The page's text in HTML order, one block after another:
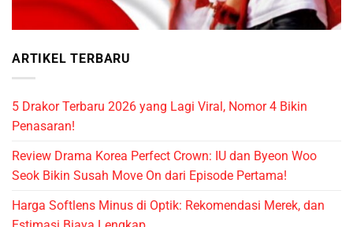
ARTIKEL TERBARU
5 Drakor Terbaru 2026 yang Lagi Viral, Nomor 4 Bikin
Penasaran!
Review Drama Korea Perfect Crown: IU dan Byeon Woo
Seok Bikin Susah Move On dari Episode Pertama!
Harga Softlens Minus di Optik: Rekomendasi Merek, dan